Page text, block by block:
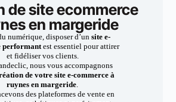
de site ecommerce
en margeride
numérique, disposer d’un site e-
performantest essentiel pour attirer
et fidéliser vos clients.
nous vous accompagnons
de votre site e-commerce à
ruynes en margeride.
des plateformes de vente en